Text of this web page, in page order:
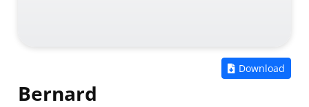
Bernard
Download